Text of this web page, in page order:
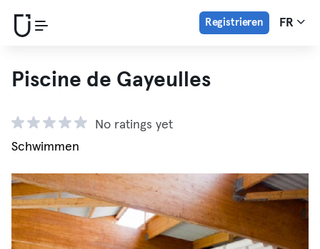
Registrieren FR
Piscine de Gayeulles
No ratings yet
Schwimmen